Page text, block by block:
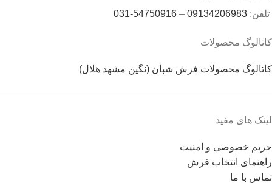
تلفن: 09134206983
–
54750916-031
کاتالوگ محصولات
کاتالوگ محصولات فرش شبان (نگین مشهد هلال)
لینک های مفید
حریم خصوصی و امنیت
راهنمای انتخاب فرش
تماس با ما